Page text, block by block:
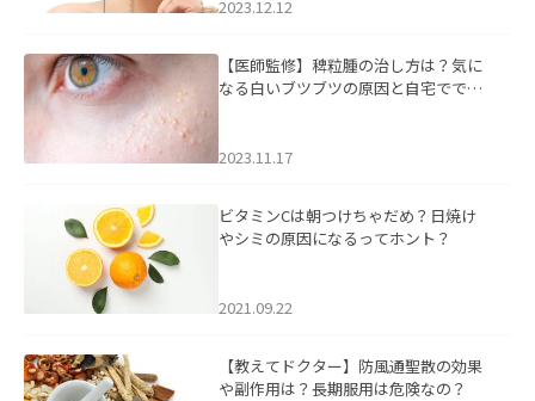
2023.12.12
【医師監修】稗粒腫の治し方は？気に
なる白いブツブツの原因と自宅ででき
2023.11.17
ビタミンCは朝つけちゃだめ？日焼け
やシミの原因になるってホント？
2021.09.22
【教えてドクター】防風通聖散の効果
や副作用は？長期服用は危険なの？